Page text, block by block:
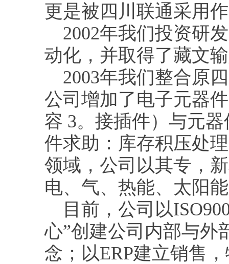
更是被四川联通采用
2002年我们投资研
动化，并取得了藏文
2003年我们整合原
公司增加了电子元器
容 3。接插件）与元
件求助：库存积压处
领域，公司以其专，
电、气、热能、太阳
目前，公司以
心”创建公司内部与外
念；以ERP建立销售